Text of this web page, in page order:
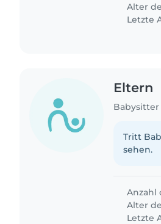
Alter
Letzte
Eltern
Tritt
sehen.
Anzahl
Alter
Letzte